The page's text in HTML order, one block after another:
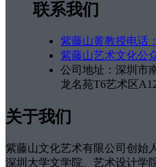
联系我们
紫藤山黄教授电话
紫藤山艺术文化公
公司地址：深圳市
龙名苑T6艺术区
关于我们
紫藤山文化艺术有限公司创始
深圳大学文学院、艺术设计学